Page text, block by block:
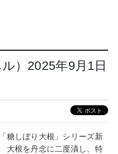
）2025年9月1日
糖しぼり大根」シリーズ新
大根を丹念に二度漬し、特